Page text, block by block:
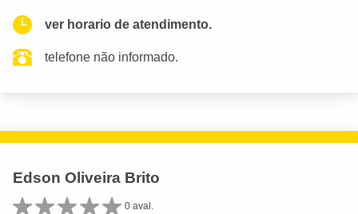
ver horario de atendimento.
telefone não informado.
Edson Oliveira Brito
0 aval.